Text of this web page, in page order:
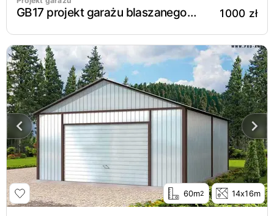
GB17 projekt garażu blaszanego dwustanowiskowego 1000 zł
60m2 14x16m